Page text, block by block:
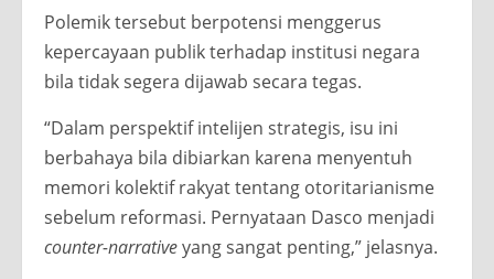
Polemik tersebut berpotensi menggerus
kepercayaan publik terhadap institusi negara
bila tidak segera dijawab secara tegas.
“Dalam perspektif intelijen strategis, isu ini
berbahaya bila dibiarkan karena menyentuh
memori kolektif rakyat tentang otoritarianisme
sebelum reformasi. Pernyataan Dasco menjadi
counter-narrativeyang sangat penting,” jelasnya.